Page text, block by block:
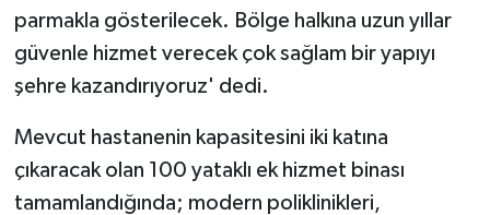
parmakla gösterilecek. Bölge halkına uzun yıllar
güvenle hizmet verecek çok sağlam bir yapıyı
şehre kazandırıyoruz' dedi.
Mevcut hastanenin kapasitesini iki katına
çıkaracak olan 100 yataklı ek hizmet binası
tamamlandığında; modern poliklinikleri,